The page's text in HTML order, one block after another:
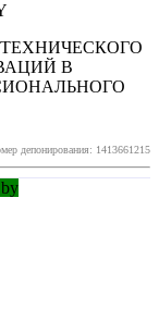
В
депонирования: 1413661215